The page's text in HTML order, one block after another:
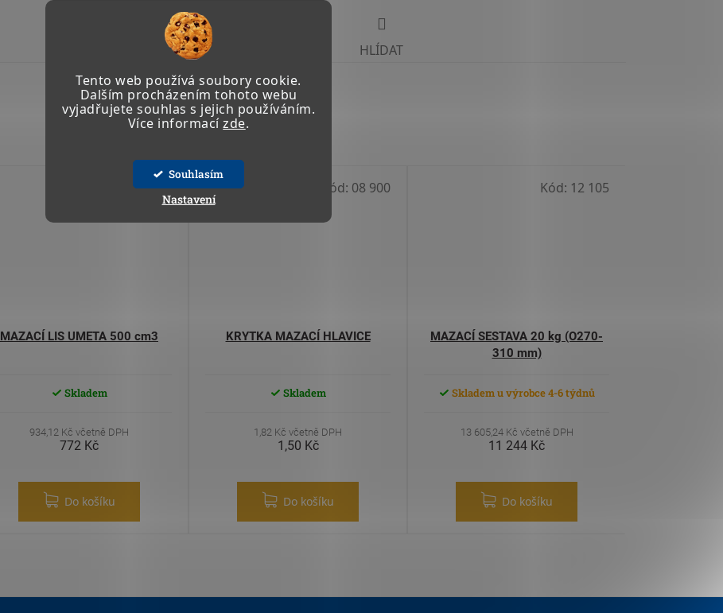
Tento web používá soubory cookie.
Dalším procházením tohoto webu
vyjadřujete souhlas s jejich používáním.
Více informacízde.
Souhlasím
Nastavení
TISK HLÍDAT
MAZACÍ LIS UMETA 500 cm3
Skladem
934,12 Kč včetně DPH
772 Kč
Do košíku
06 202
KRYTKA MAZACÍ HLAVICE
Skladem
1,82 Kč včetně DPH
1,50 Kč
Do košíku
Kód: 08 900
MAZACÍ SESTAVA 20 kg (O270-
310 mm)
Skladem u výrobce 4-6 týdnů
13 605,24 Kč včetně DPH
11 244 Kč
Do košíku
Kód: 12 105